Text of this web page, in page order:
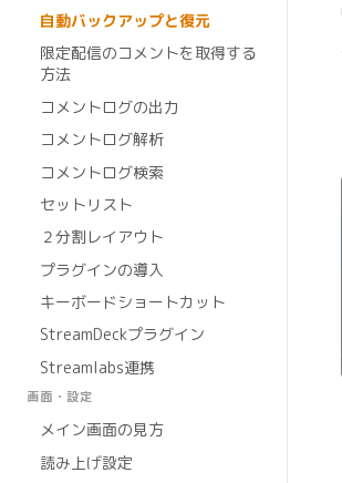
自動バックアップと復元
限定配信のコメントを取得する
方法
コメントログの出力
コメントログ解析
コメントログ検索
セットリスト
２分割レイアウト
プラグインの導入
キーボードショートカット
StreamDeckプラグイン
Streamlabs連携
画面・設定
メイン画面の見方
読み上げ設定